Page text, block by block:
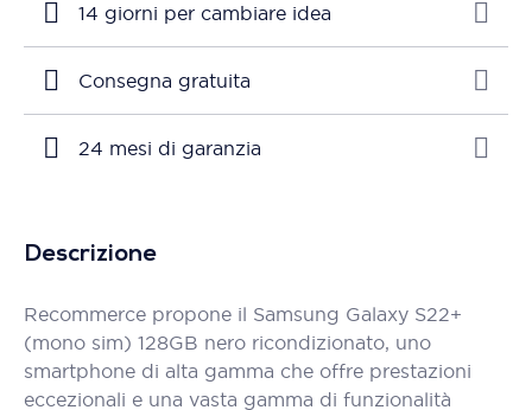
14 giorni per cambiare idea
Consegna gratuita
24 mesi di garanzia
Descrizione
Recommerce propone il Samsung Galaxy S22+
(mono sim) 128GB nero ricondizionato, uno
smartphone di alta gamma che offre prestazioni
eccezionali e una vasta gamma di funzionalità